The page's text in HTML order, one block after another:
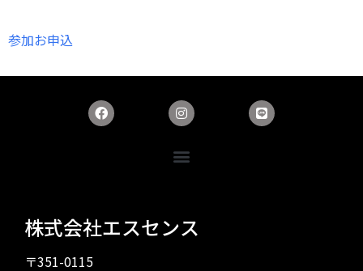
参加お申込
株式会社エスセンス
〒351-0115